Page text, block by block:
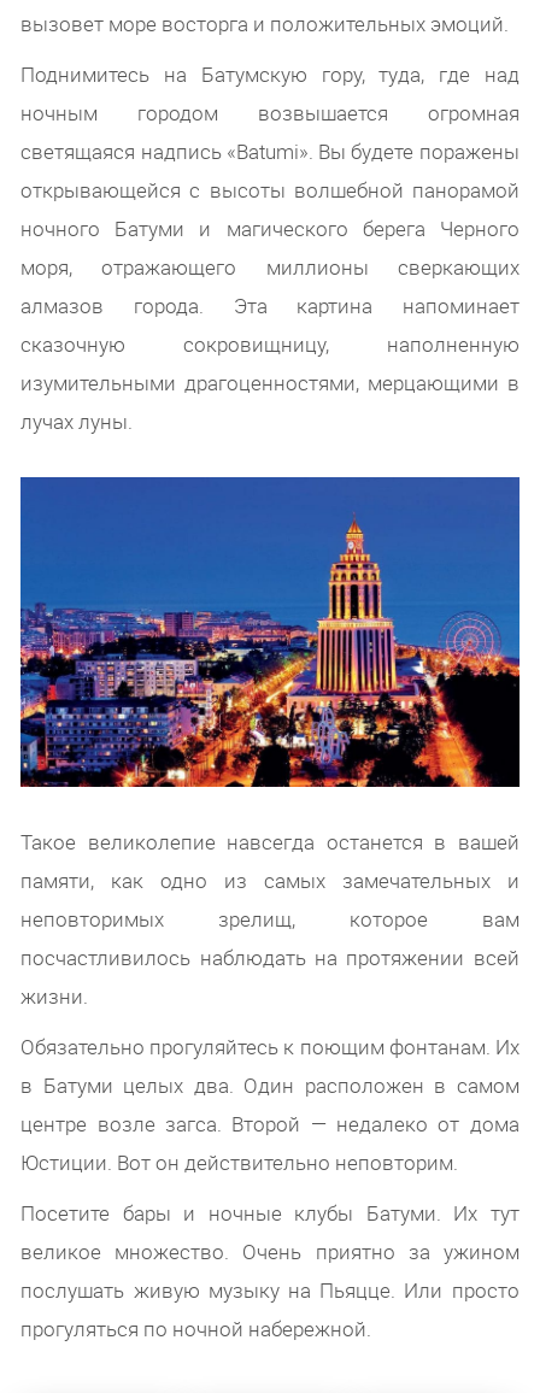
вызовет море восторга и положительных эмоций.
Поднимитесь на Батумскую гору, туда, где над
ночным городом возвышается огромная
светящаяся надпись «Batumi». Вы будете поражены
открывающейся с высоты волшебной панорамой
ночного Батуми и магического берега Черного
моря, отражающего миллионы сверкающих
алмазов города. Эта картина напоминает
сказочную сокровищницу, наполненную
изумительными драгоценностями, мерцающими в
лучах луны.
Такое великолепие навсегда останется в вашей
памяти, как одно из самых замечательных и
неповторимых зрелищ, которое вам
посчастливилось наблюдать на протяжении всей
жизни.
Обязательно прогуляйтесь к поющим фонтанам. Их
в Батуми целых два. Один расположен в самом
центре возле загса. Второй — недалеко от дома
Юстиции. Вот он действительно неповторим.
Посетите бары и ночные клубы Батуми. Их тут
великое множество. Очень приятно за ужином
послушать живую музыку на Пьяцце. Или просто
прогуляться по ночной набережной.